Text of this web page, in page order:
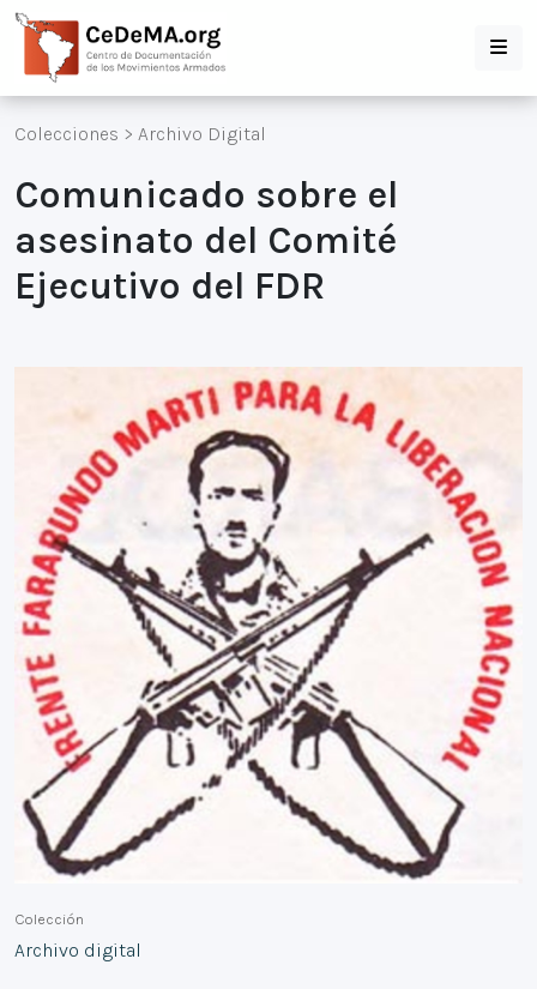
Colecciones > Archivo Digital
Comunicado sobre el
asesinato del Comité
Ejecutivo del FDR
Colección
Archivo digital